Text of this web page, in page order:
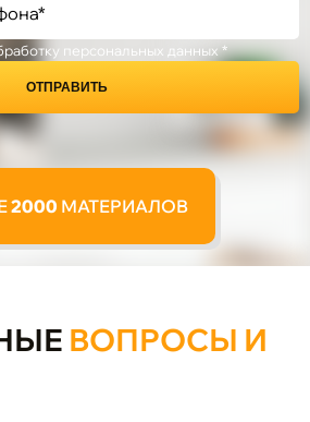
2000 МАТЕРИАЛОВ
персональных данных *
ОТПРАВИТЬ
ВОПРОСЫ И